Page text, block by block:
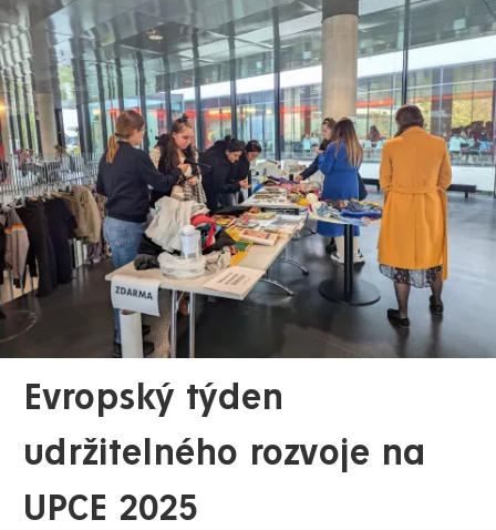
Evropský týden
udržitelného rozvoje na
UPCE 2025